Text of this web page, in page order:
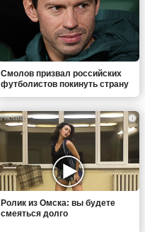
Смолов призвал российских
футболистов покинуть страну
i
Ролик из Омска: вы будете
смеяться долго